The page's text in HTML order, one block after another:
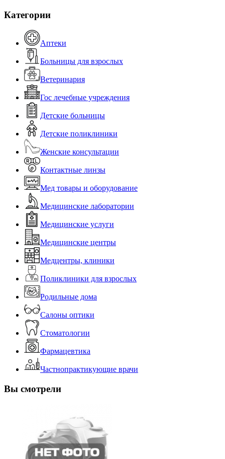
Категории
Аптеки
Больницы для взрослых
Ветеринария
Гос лечебные учреждения
Детские больницы
Детские поликлиники
Женские консультации
Контактные линзы
Мед товары и оборудование
Медицинские лаборатории
Медицинские услуги
Медицинские центры
Медцентры, клиники
Поликлиники для взрослых
Родильные дома
Салоны оптики
Стоматологии
Фармацевтика
Частнопрактикующие врачи
Вы смотрели